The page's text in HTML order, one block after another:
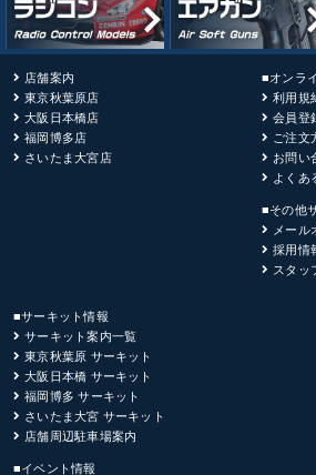
店舗案内
東京秋葉原店
大阪日本橋店
福岡博多店
さいたま大宮店
■オンラ
利用規
会員登
ご注文
お問い
よくあ
■その他
メール
採用情
スタッ
■サーキット情報
サーキット案内一覧
東京秋葉原 サーキット
大阪日本橋 サーキット
福岡博多 サーキット
さいたま大宮 サーキット
店舗周辺駐車場案内
■イベント情報